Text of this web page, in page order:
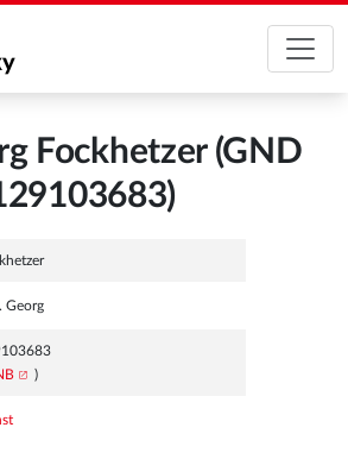
Fockhetzer (GND
Georg
)